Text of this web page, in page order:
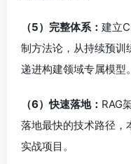
（5）完整体系： 建立
制方法论，从持续预训
递进构建领域专属模型。
（6）快速落地： RAG
落地最快的技术路径，
实战项目。